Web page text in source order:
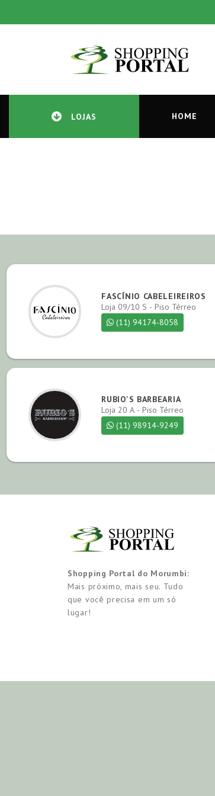
LOJAS HOME
FASCÍNIO CABELEIREIROS
Loja 09/10 S - Piso Térreo
(11) 94174-8058
RUBIO'S BARBEARIA
Loja 20 A - Piso Térreo
(11) 98914-9249
Shopping Portal do Morumbi:
Mais próximo, mais seu. Tudo
que você precisa em um só
lugar!